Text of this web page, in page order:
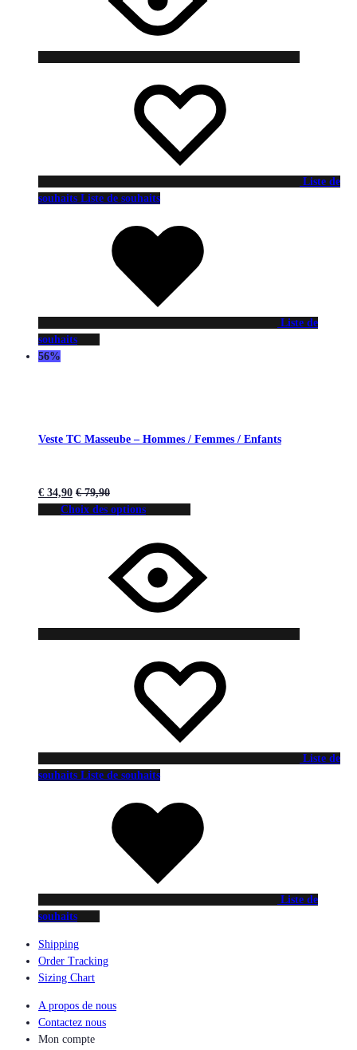
Liste de
souhaits Liste de souhaits
Liste de
souhaits
56%
Veste TC Masseube – Hommes / Femmes / Enfants
€ 34,90 €79,90
Choix des options
Liste de
souhaits Liste de souhaits
Liste de
souhaits
Shipping
Order Tracking
Sizing Chart
A propos de nous
Contactez nous
Mon compte